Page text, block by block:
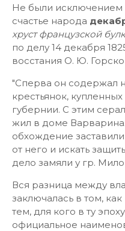
Не были исключением
счастье народа
хруст французской
по делу 14 декабря
восстания О. Ю.
"Сперва он содержал
крестьянок,
губернии. С этим
жил в доме
обхождение
от него и искать
дело замяли у гр.
Вся разница между
заключалась в том,
тем, для кого в ту
официальное